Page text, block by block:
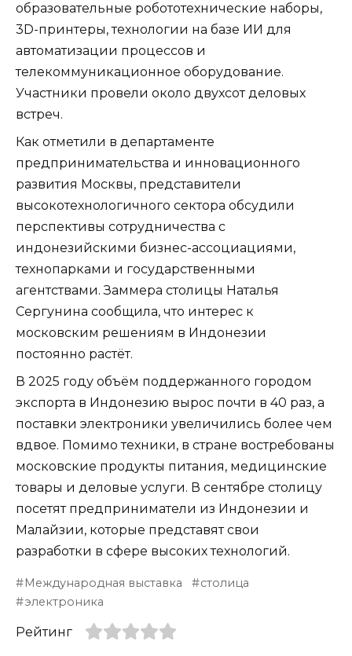
образовательные робототехнические наборы,
3D-принтеры, технологии на базе ИИ для
автоматизации процессов и
телекоммуникационное оборудование.
Участники провели около двухсот деловых
встреч.
Как отметили в департаменте
предпринимательства и инновационного
развития Москвы, представители
высокотехнологичного сектора обсудили
перспективы сотрудничества с
индонезийскими бизнес-ассоциациями,
технопарками и государственными
агентствами. Заммера столицы Наталья
Сергунина сообщила, что интерес к
московским решениям в Индонезии
постоянно растёт.
В 2025 году объём поддержанного городом
экспорта в Индонезию вырос почти в 40 раз, а
поставки электроники увеличились более чем
вдвое. Помимо техники, в стране востребованы
московские продукты питания, медицинские
товары и деловые услуги. В сентябре столицу
посетят предприниматели из Индонезии и
Малайзии, которые представят свои
разработки в сфере высоких технологий.
Международная выставка
столица
электроника
Рейтинг